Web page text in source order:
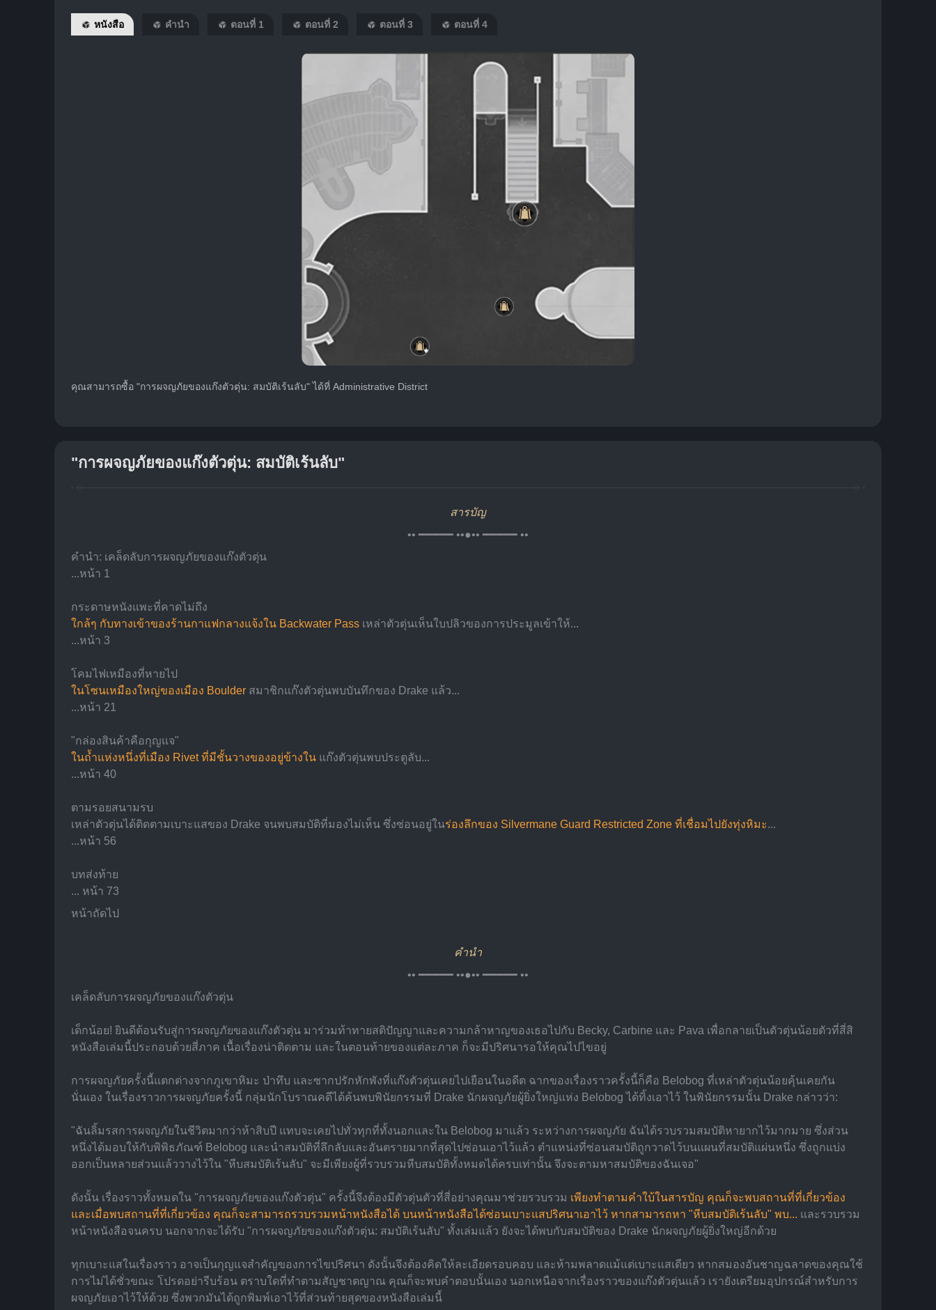
หนังสือ คำนำ ตอนที่ 1 ตอนที่ 2 ตอนที่ 3 ตอนที่ 4
คุณสามารถซื้อ "การผจญภัยของแก๊งตัวตุ่น: สมบัติเร้นลับ" ได้ที่ Administrative District
"การผจญภัยของแก๊งตัวตุ่น: สมบัติเร้นลับ"
สารบัญ
•• ━━━━━ ••●•• ━━━━━ ••
คำนำ: เคล็ดลับการผจญภัยของแก๊งตัวตุ่น
...หน้า 1
กระดาษหนังแพะที่คาดไม่ถึง
ใกล้ๆ กับทางเข้าของร้านกาแฟกลางแจ้งใน Backwater Pass เหล่าตัวตุ่นเห็นใบปลิวของการประมูลเข้าให้...
...หน้า 3
โคมไฟเหมืองที่หายไป
ในโซนเหมืองใหญ่ของเมือง Boulder สมาชิกแก๊งตัวตุ่นพบบันทึกของ Drake แล้ว...
...หน้า 21
"กล่องสินค้าคือกุญแจ"
ในถ้ำแห่งหนึ่งที่เมือง Rivet ที่มีชั้นวางของอยู่ข้างใน แก๊งตัวตุ่นพบประตูลับ...
...หน้า 40
ตามรอยสนามรบ
เหล่าตัวตุ่นได้ติดตามเบาะแสของ Drake จนพบสมบัติที่มองไม่เห็น ซึ่งซ่อนอยู่ในร่องลึกของ Silvermane Guard Restricted Zone ที่เชื่อมไปยังทุ่งหิมะ...
...หน้า 56
บทส่งท้าย
... หน้า 73
หน้าถัดไป
คำนำ
•• ━━━━━ ••●•• ━━━━━ ••
เคล็ดลับการผจญภัยของแก๊งตัวตุ่น
เด็กน้อย! ยินดีต้อนรับสู่การผจญภัยของแก๊งตัวตุ่น มาร่วมท้าทายสติปัญญาและความกล้าหาญของเธอไปกับ Becky, Carbine และ Pava เพื่อกลายเป็นตัวตุ่นน้อยตัวที่สี่สิ
หนังสือเล่มนี้ประกอบด้วยสี่ภาค เนื้อเรื่องน่าติดตาม และในตอนท้ายของแต่ละภาค ก็จะมีปริศนารอให้คุณไปไขอยู่
การผจญภัยครั้งนี้แตกต่างจากภูเขาหิมะ ป่าทึบ และซากปรักหักพังที่แก๊งตัวตุ่นเคยไปเยือนในอดีต ฉากของเรื่องราวครั้งนี้ก็คือ Belobog ที่เหล่าตัวตุ่นน้อยคุ้นเคยกัน
นั่นเอง ในเรื่องราวการผจญภัยครั้งนี้ กลุ่มนักโบราณคดีได้ค้นพบพินัยกรรมที่ Drake นักผจญภัยผู้ยิ่งใหญ่แห่ง Belobog ได้ทิ้งเอาไว้ ในพินัยกรรมนั้น Drake กล่าวว่า:
"ฉันลิ้มรสการผจญภัยในชีวิตมากว่าห้าสิบปี แทบจะเคยไปทั่วทุกที่ทั้งนอกและใน Belobog มาแล้ว ระหว่างการผจญภัย ฉันได้รวบรวมสมบัติหายากไว้มากมาย ซึ่งส่วน
หนึ่งได้มอบให้กับพิพิธภัณฑ์ Belobog และนำสมบัติที่ลึกลับและอันตรายมากที่สุดไปซ่อนเอาไว้แล้ว ตำแหน่งที่ซ่อนสมบัติถูกวาดไว้บนแผนที่สมบัติแผ่นหนึ่ง ซึ่งถูกแบ่ง
ออกเป็นหลายส่วนแล้ววางไว้ใน "หีบสมบัติเร้นลับ" จะมีเพียงผู้ที่รวบรวมหีบสมบัติทั้งหมดได้ครบเท่านั้น จึงจะตามหาสมบัติของฉันเจอ"
ดังนั้น เรื่องราวทั้งหมดใน "การผจญภัยของแก๊งตัวตุ่น" ครั้งนี้จึงต้องมีตัวตุ่นตัวที่สี่อย่างคุณมาช่วยรวบรวม เพียงทำตามคำใบ้ในสารบัญ คุณก็จะพบสถานที่ที่เกี่ยวข้อง
และเมื่อพบสถานที่ที่เกี่ยวข้อง คุณก็จะสามารถรวบรวมหน้าหนังสือได้ บนหน้าหนังสือได้ซ่อนเบาะแสปริศนาเอาไว้ หากสามารถหา "หีบสมบัติเร้นลับ" พบ... และรวบรวม
หน้าหนังสือจนครบ นอกจากจะได้รับ "การผจญภัยของแก๊งตัวตุ่น: สมบัติเร้นลับ" ทั้งเล่มแล้ว ยังจะได้พบกับสมบัติของ Drake นักผจญภัยผู้ยิ่งใหญ่อีกด้วย
ทุกเบาะแสในเรื่องราว อาจเป็นกุญแจสำคัญของการไขปริศนา ดังนั้นจึงต้องคิดให้ละเอียดรอบคอบ และห้ามพลาดแม้แต่เบาะแสเดียว หากสมองอันชาญฉลาดของคุณใช้
การไม่ได้ชั่วขณะ โปรดอย่ารีบร้อน ตราบใดที่ทำตามสัญชาตญาณ คุณก็จะพบคำตอบนั้นเอง นอกเหนือจากเรื่องราวของแก๊งตัวตุ่นแล้ว เรายังเตรียมอุปกรณ์สำหรับการ
ผจญภัยเอาไว้ให้ด้วย ซึ่งพวกมันได้ถูกพิมพ์เอาไว้ที่ส่วนท้ายสุดของหนังสือเล่มนี้